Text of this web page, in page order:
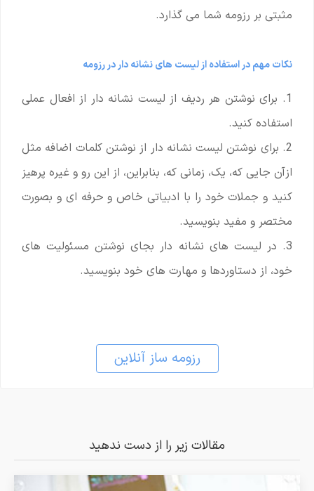
مثبتی بر رزومه شما می گذارد.
نکات مهم در استفاده از لیست های نشانه دار در رزومه
1. برای نوشتن هر ردیف از لیست نشانه دار از افعال عملی
استفاده کنید.
2. برای نوشتن لیست نشانه دار از نوشتن کلمات اضافه مثل
ازآن جایی که، یک، زمانی که، بنابراین، از این رو و غیره پرهیز
کنید و جملات خود را با ادبیاتی خاص و حرفه ای و بصورت
مختصر و مفید بنویسید.
3. در لیست های نشانه دار بجای نوشتن مسئولیت های
خود، از دستاوردها و مهارت های خود بنویسید.
رزومه ساز آنلاین
مقالات زیر را از دست ندهید